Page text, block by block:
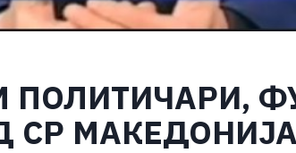
ПОЛИТИЧАРИ,
СР